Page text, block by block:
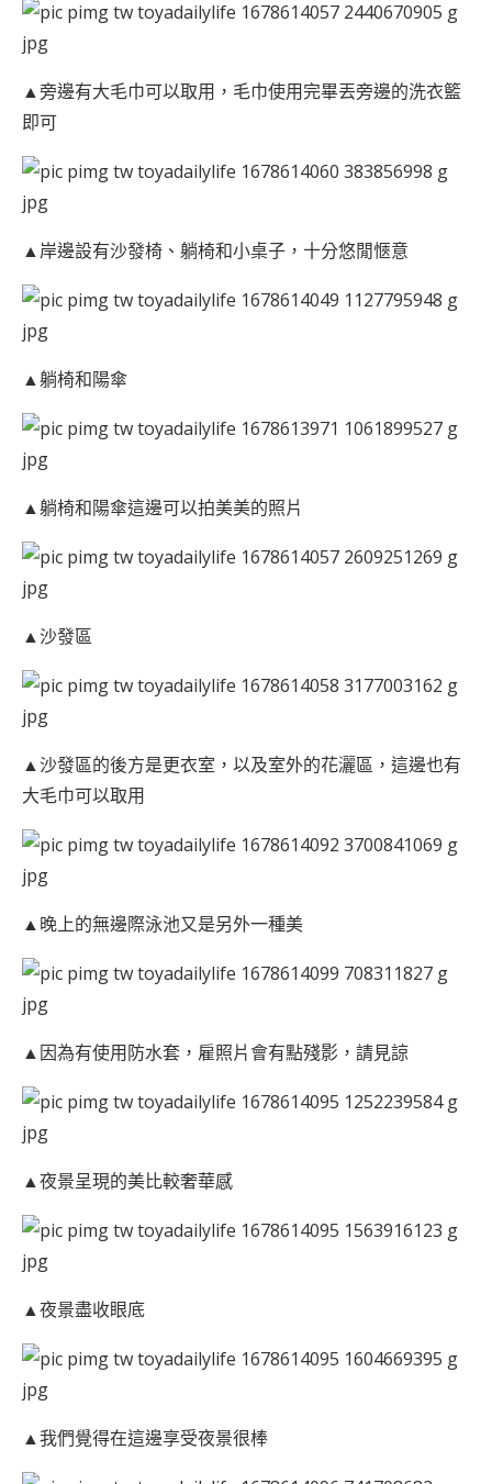
▲旁邊有大毛巾可以取用，毛巾使用完畢丟旁邊的洗衣籃
即可
▲岸邊設有沙發椅、躺椅和小桌子，十分悠閒愜意
▲躺椅和陽傘
▲躺椅和陽傘這邊可以拍美美的照片
▲沙發區
▲沙發區的後方是更衣室，以及室外的花灑區，這邊也有
大毛巾可以取用
▲晚上的無邊際泳池又是另外一種美
▲因為有使用防水套，雇照片會有點殘影，請見諒
▲夜景呈現的美比較奢華感
▲夜景盡收眼底
▲我們覺得在這邊享受夜景很棒